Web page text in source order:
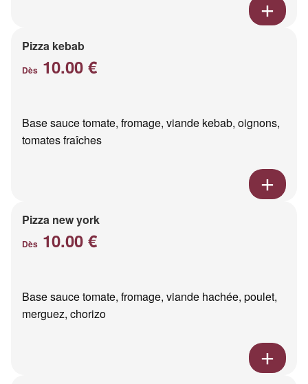
Pizza kebab
Dès 10.00 €
Base sauce tomate, fromage, viande kebab, oignons,
tomates fraîches
Pizza new york
Dès 10.00 €
Base sauce tomate, fromage, viande hachée, poulet,
merguez, chorizo